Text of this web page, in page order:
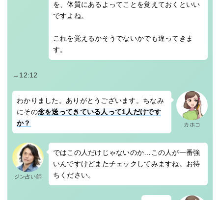
を、体質にあるよってことを覚えておくといい
ですよね。
これを覚えるかそうでないかでも違ってきま
す。
→12:12
カホコ
わかりました。ありがとうございます。ちなみ
にその念を送ってきている人って1人だけです
か？
ジン占い師
ではこの人だけじゃないのか…この人が一番強
いんですけどまたチェックしてみますね。お待
ちください。